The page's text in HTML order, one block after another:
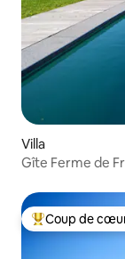
Villa
Gîte Ferme de
Coups de cœur
Coup de